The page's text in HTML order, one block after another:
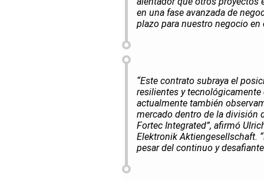
en una fase avanzada de
plazo para nuestro negocio en
“Este contrato subraya el
resilientes y
actualmente también
mercado dentro de la división
Fortec Integrated”, afirmó
Elektronik Aktiengesellschaft.
pesar del continuo y